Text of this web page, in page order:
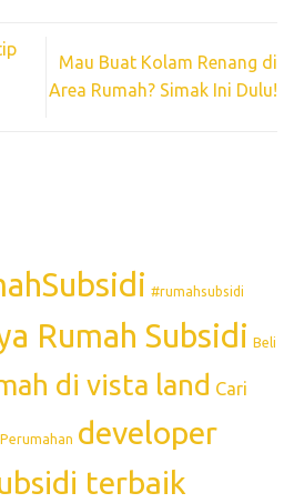
Mau Buat Kolam Renang di
Area Rumah? Simak Ini Dulu!
#rumahsubsidi
Rumah Subsidi Beli
di vista land Cari
developer
terbaik